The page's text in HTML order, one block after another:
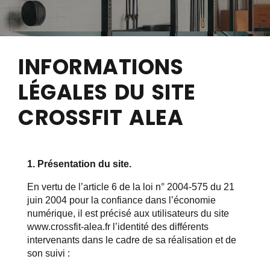
INFORMATIONS
LÉGALES DU SITE
CROSSFIT ALEA
1. Présentation du site.
En vertu de l’article 6 de la loi n° 2004-575 du 21
juin 2004 pour la confiance dans l’économie
numérique, il est précisé aux utilisateurs du site
www.crossfit-alea.fr l’identité des différents
intervenants dans le cadre de sa réalisation et de
son suivi :